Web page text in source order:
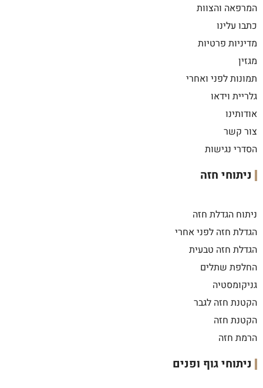
המרפאה והצוות
כתבו עלינו
מדיניות פרטיות
מגזין
תמונות לפני ואחרי
גלריית וידאו
אודותינו
צור קשר
הסדרי נגישות
ניתוחי חזה
ניתוח הגדלת חזה
הגדלת חזה לפני אחרי
הגדלת חזה טבעית
החלפת שתלים
גניקומסטיה
הקטנת חזה לגבר
הקטנת חזה
הרמת חזה
ניתוחי גוף ופנים